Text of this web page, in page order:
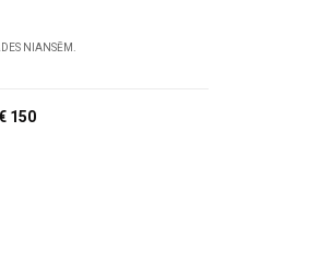
NIANSĒM.
150